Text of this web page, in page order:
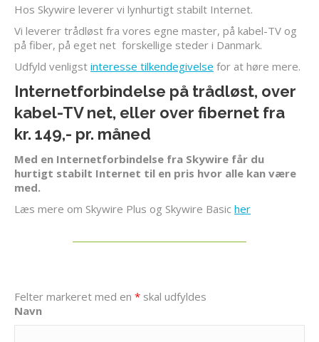
Hos Skywire leverer vi lynhurtigt stabilt Internet.
Vi leverer trådløst fra vores egne master, på kabel-TV og
på fiber, på eget net forskellige steder i Danmark.
Udfyld venligst interesse tilkendegivelse for at høre mere.
Internetforbindelse på trådløst, over
kabel-TV net, eller over fibernet fra
kr. 149,- pr. måned
Med en Internetforbindelse fra Skywire får du
hurtigt stabilt Internet til en pris hvor alle kan være
med.
Læs mere om Skywire Plus og Skywire Basic her
Felter markeret med en * skal udfyldes
Navn